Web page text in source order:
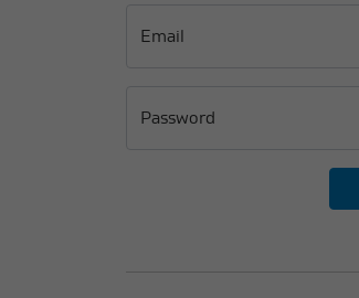
Email
Password